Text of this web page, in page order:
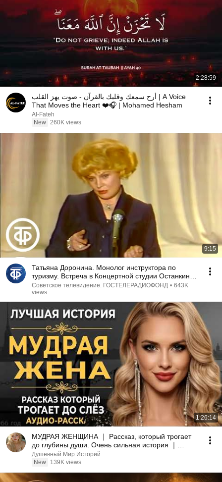
2:28:59
أرح سمعك وقلبك بالقرآن - صوت يهز القلب | A Voice
That Moves the Heart ❤️🎧 | Mohamed Hesham
Al-Fateh
New 260K views
9:15
Татьяна Доронина. Монолог инструктора по
туризму. Встреча в Концертной студии Останкино
(1982)
Советское телевидение. ГОСТЕЛЕРАДИОФОНД • 643K
views
1:26:14
МУДРАЯ ЖЕНЩИНА ｜ Рассказ, который трогает
до глубины души. Очень сильная история ｜
Аудио рассказ.
Душевный Мир Историй
New
139K views